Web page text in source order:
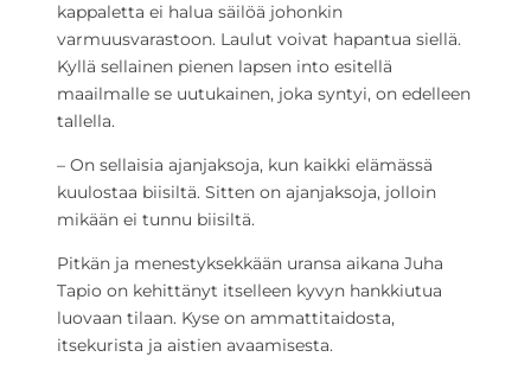
kappaletta ei halua säilöä johonkin
varmuusvarastoon. Laulut voivat hapantua siellä.
Kyllä sellainen pienen lapsen into esitellä
maailmalle se uutukainen, joka syntyi, on edelleen
tallella.
– On sellaisia ajanjaksoja, kun kaikki elämässä
kuulostaa biisiltä. Sitten on ajanjaksoja, jolloin
mikään ei tunnu biisiltä.
Pitkän ja menestyksekkään uransa aikana Juha
Tapio on kehittänyt itselleen kyvyn hankkiutua
luovaan tilaan. Kyse on ammattitaidosta,
itsekurista ja aistien avaamisesta.